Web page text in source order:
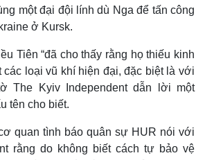
một đại đội lính dù Nga để tấn công
ở Kursk.
Tiên “đã cho thấy rằng họ thiếu kinh
các loại vũ khí hiện đại, đặc biệt là với
The Kyiv Independent dẫn lời một
tên cho biết.
quan tình báo quân sự HUR nói với
rằng do không biết cách tự bảo vệ